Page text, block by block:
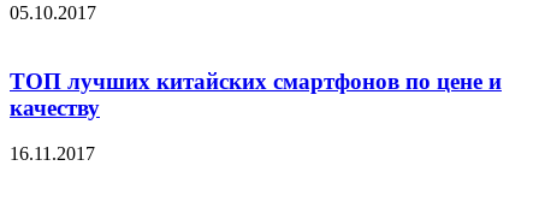
05.10.2017
ТОП лучших китайских смартфонов по цене и
качеству
16.11.2017